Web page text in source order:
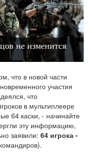
не изменится
что в новой части
участия
что
в мультиплеере
64 каски, - начинайте
эту информацию,
заявили: 64 игрока -